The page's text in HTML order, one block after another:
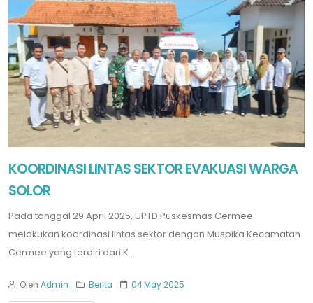
KOORDINASI LINTAS SEKTOR EVAKUASI WARGA
SOLOR
Pada tanggal 29 April 2025, UPTD Puskesmas Cermee
melakukan koordinasi lintas sektor dengan Muspika Kecamatan
Cermee yang terdiri dari K...
Oleh Admin Berita 04 May 2025